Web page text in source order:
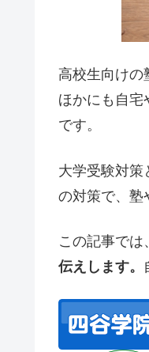
高校生向けの
ほかにも自宅
です。
大学受験対策
の対策で、塾
この記事では、
伝えします。